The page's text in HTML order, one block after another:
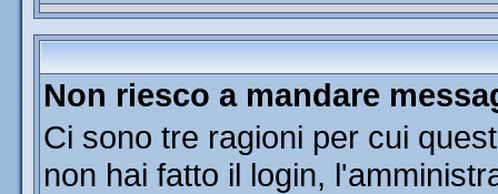
Non riesco a mandare
Ci sono tre ragioni per cui
non hai fatto il login,